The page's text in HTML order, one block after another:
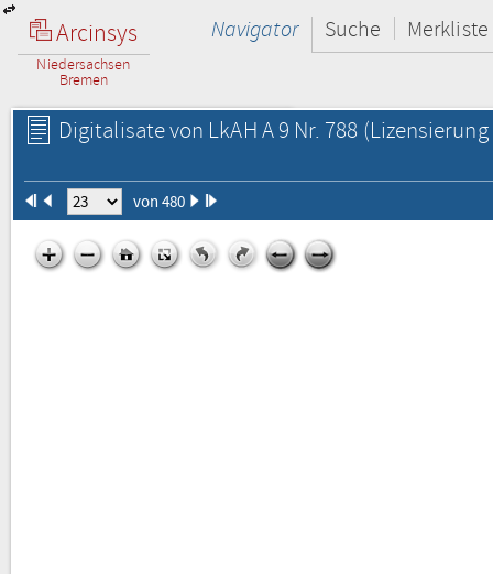
Arcinsys
Niedersachsen
Bremen
Navigator Suche Merkliste
Digitalisate von LkAH A 9 Nr. 788
von 480